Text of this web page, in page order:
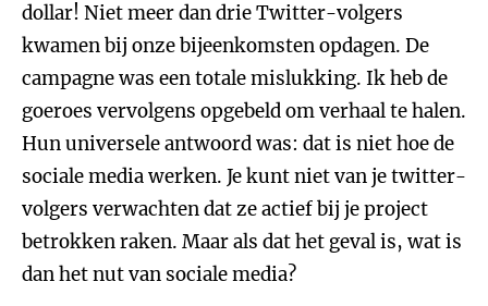
dollar! Niet meer dan drie Twitter-volgers
kwamen bij onze bijeenkomsten opdagen. De
campagne was een totale mislukking. Ik heb de
goeroes vervolgens opgebeld om verhaal te halen.
Hun universele antwoord was: dat is niet hoe de
sociale media werken. Je kunt niet van je twitter-
volgers verwachten dat ze actief bij je project
betrokken raken. Maar als dat het geval is, wat is
dan het nut van sociale media?